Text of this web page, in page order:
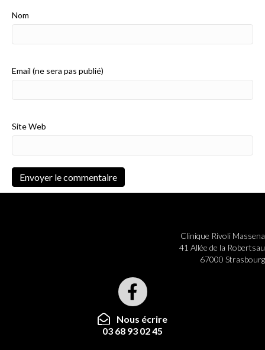
Nom
Email (ne sera pas publié)
Site Web
Clinique Rivoli Massena
41 Allée de la Robertsau
67000 Strasbourg
Nous écrire
03 68 93 02 45